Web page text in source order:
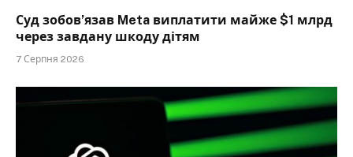
Суд зобов’язав Meta виплатити майже $1 млрд
через завдану шкоду дітям
7 Серпня 2026